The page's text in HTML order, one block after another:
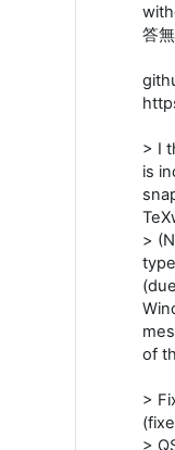
答
> I
is
>
of
>
>